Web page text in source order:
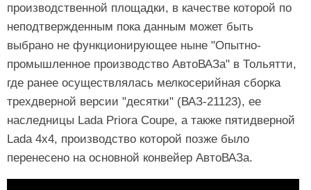
производственной площадки, в качестве которой по
неподтвержденным пока данным может быть
выбрано не функционирующее ныне "Опытно-
промышленное производство АвтоВАЗа" в Тольятти,
где ранее осуществлялась мелкосерийная сборка
трехдверной версии "десятки" (ВАЗ-21123), ее
наследницы Lada Priora Coupe, а также пятидверной
Lada 4x4, производство которой позже было
перенесено на основной конвейер АвтоВАЗа.